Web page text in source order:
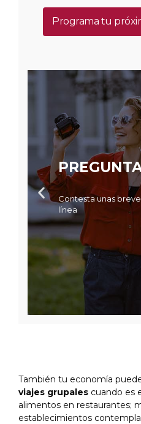
Programa tu
Contesta unas
línea
También tu economía
viajes grupales cuando es
alimentos en restaurantes;
establecimientos